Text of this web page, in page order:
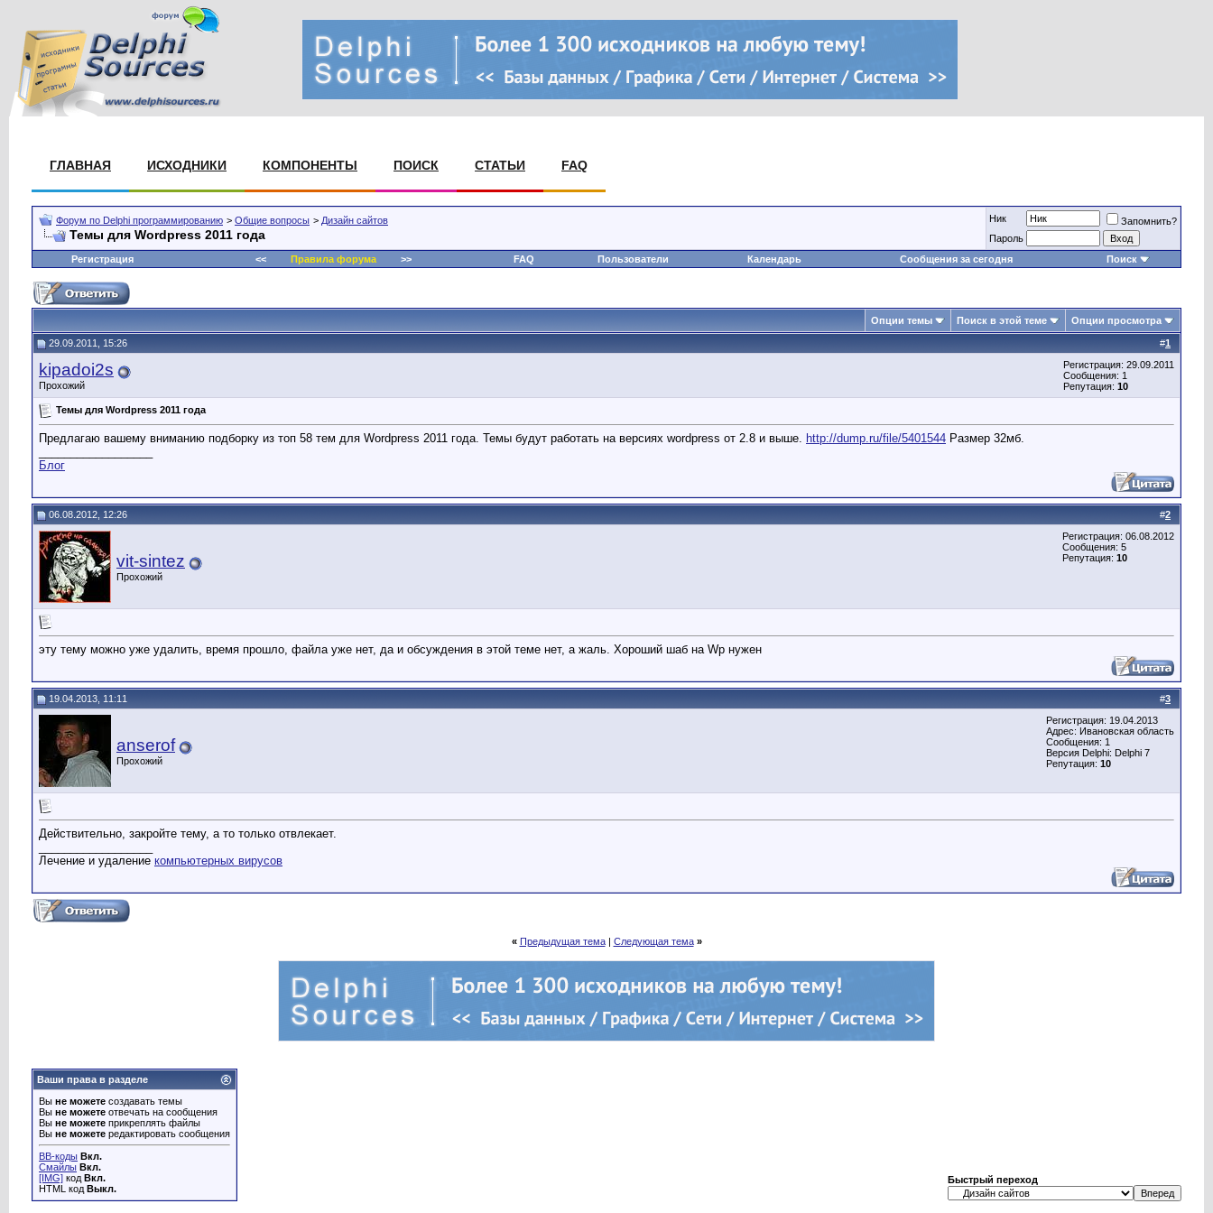
ГЛАВНАЯ ИСХОДНИКИ КОМПОНЕНТЫ ПОИСК СТАТЬИ FAQ
Форум по Delphi программированию > Общие вопросы > Дизайн сайтов
Темы для Wordpress 2011 года
Ник
Запомнить?
Пароль
Регистрация
<< Правила форума>> FAQ Пользователи Календарь Сообщения за сегодня Поиск
Опции темы Поиск в этой теме Опции просмотра
#1
29.09.2011, 15:26
kipadoi2s
Прохожий
Регистрация: 29.09.2011
Сообщения: 1
Репутация: 10
Темы для Wordpress 2011 года
Предлагаю вашему вниманию подборку из топ 58 тем для Wordpress 2011 года. Темы будут работать на версиях wordpress от 2.8 и выше. http://dump.ru/file/5401544 Размер 32мб.
Блог
#2
06.08.2012, 12:26
vit-sintez
Прохожий
Регистрация: 06.08.2012
Сообщения: 5
Репутация: 10
эту тему можно уже удалить, время прошло, файла уже нет, да и обсуждения в этой теме нет, а жаль. Хороший шаб на Wp нужен
#3
19.04.2013, 11:11
anserof
Прохожий
Регистрация: 19.04.2013
Адрес: Ивановская область
Сообщения: 1
Версия Delphi: Delphi 7
Репутация: 10
Действительно, закройте тему, а то только отвлекает.
Лечение и удаление компьютерных вирусов
« Предыдущая тема| Следующая тема »
Ваши права в разделе
Вы не можете создавать темы
Вы не можете отвечать на сообщения
Вы не можете прикреплять файлы
Вы не можете редактировать сообщения
BB-коды Вкл.
Смайлы Вкл.
[IMG] код Вкл.
HTML код Выкл.
Быстрый переход